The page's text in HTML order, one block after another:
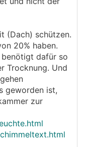
(Dach) schützen.
20% haben.
dafür so
Trocknung. Und
geworden ist,
zur